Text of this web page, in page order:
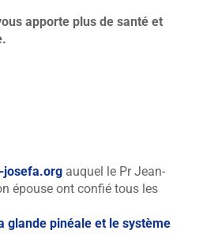
apporte plus de santé et
josefa.orgauquel le Pr Jean-
épouse ont confié tous les
glande pinéale et le système